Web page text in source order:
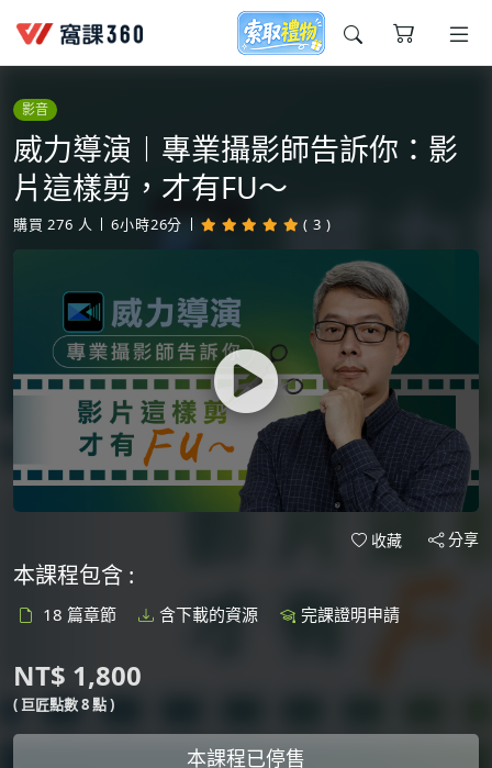
今天想要學什麼?
窩課推薦給您
影音
威力導演︱專業攝影師告訴你：影
片這樣剪，才有FU～
購買 276 人 6小時26分 ( 3 )
收藏 分享
本課程包含 :
18 篇章節 含下載的資源 完課證明申請
NT$ 1,800
( 巨匠點數 8 點 )
本課程已停售